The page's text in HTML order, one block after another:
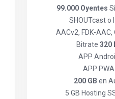
99.000 Oyentes
SHOUTcast o
AACv2, FDK-AAC,
Bitrate320
APP
APP
200 GB en
5 GB Hosting